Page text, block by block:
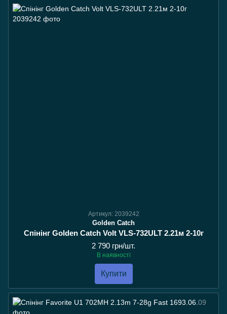
Артикул: 2039242
Golden Catch
Спінінг Golden Catch Volt VLS-732ULT 2.21м 2-10г
2 790 грн/шт.
В наявності
Купити